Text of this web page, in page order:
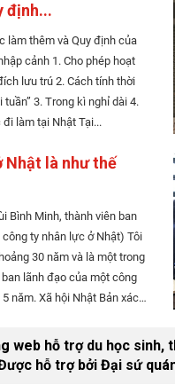
định...
Cho phép hoạt
Cách tính thời
nghỉ dài 4.
Chuẩn bị cho việc đi làm tại Nhật Tại...
Nhật là như thế
Bình Minh, thành viên ban
ty nhân lực ở Nhật) Tôi
30 năm và là một trong
lãnh đạo của một công
năm. Xã hội Nhật Bản xác
thể chưa phải là nghiêm
phút thì ở ngưỡng chịu
web hỗ trợ du học sinh,
hỗ trợ bởi Đại sứ